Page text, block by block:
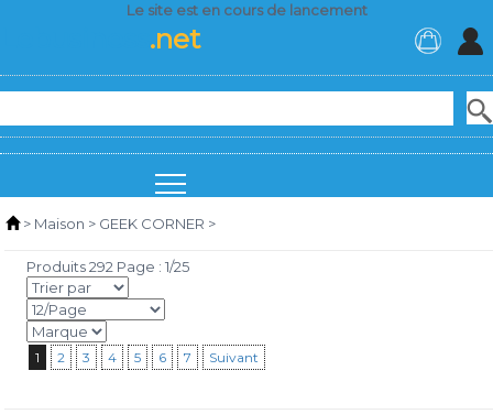
Le site est en cours de lancement
.net
> Maison > GEEK CORNER >
Produits 292 Page : 1/25
1 2 3 4 5 6 7 Suivant